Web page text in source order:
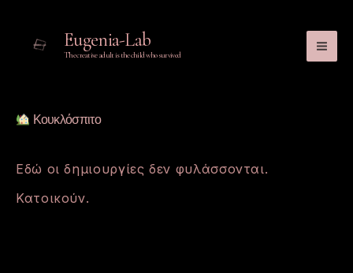
Eugenia-Lab
The creative adult is the child who survived
Κουκλόσπιτο
Εδώ οι δημιουργίες δεν φυλάσσονται.
Κατοικούν.